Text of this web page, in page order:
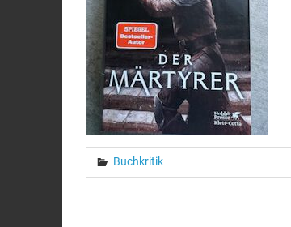
Buchkritik